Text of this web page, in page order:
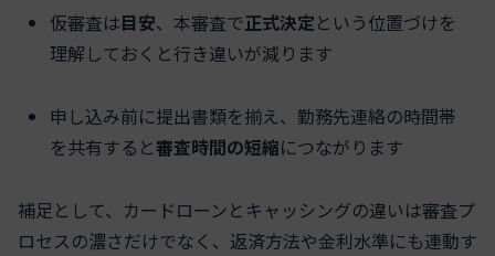
仮審査は目安、本審査で正式決定という位置づけを
理解しておくと行き違いが減ります
申し込み前に提出書類を揃え、勤務先連絡の時間帯
を共有すると審査時間の短縮につながります
補足として、カードローンとキャッシングの違いは審査プ
ロセスの濃さだけでなく、返済方法や金利水準にも連動す